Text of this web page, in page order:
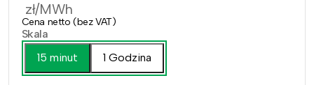
zł/MWh
Cena netto (bez VAT)
Skala
15 minut
1 Godzina